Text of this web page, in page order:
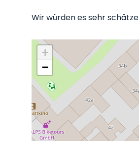
Wir würden es sehr
+
−